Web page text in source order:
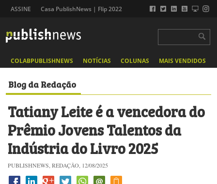
ASSINE Casa PublishNews | Flip 2022
COLABPUBLISHNEWS NOTÍCIAS COLUNAS MAIS VENDIDOS
Blog da Redação
Tatiany Leite​ é a vencedora do
Prêmio Jovens Talentos da
Indústria do Livro 2025
PUBLISHNEWS, REDAÇÃO, 12/08/2025